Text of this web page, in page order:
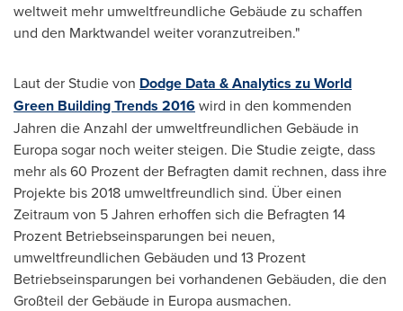
weltweit mehr umweltfreundliche Gebäude zu schaffen
und den Marktwandel weiter voranzutreiben."
Laut der Studie von Dodge Data & Analytics zu World
Green Building Trends 2016wird in den kommenden
Jahren die Anzahl der umweltfreundlichen Gebäude in
Europa sogar noch weiter steigen. Die Studie zeigte, dass
mehr als 60 Prozent der Befragten damit rechnen, dass ihre
Projekte bis 2018 umweltfreundlich sind. Über einen
Zeitraum von 5 Jahren erhoffen sich die Befragten 14
Prozent Betriebseinsparungen bei neuen,
umweltfreundlichen Gebäuden und 13 Prozent
Betriebseinsparungen bei vorhandenen Gebäuden, die den
Großteil der Gebäude in Europa ausmachen.